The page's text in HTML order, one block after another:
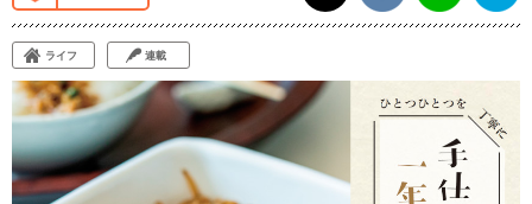
ライフ 連載